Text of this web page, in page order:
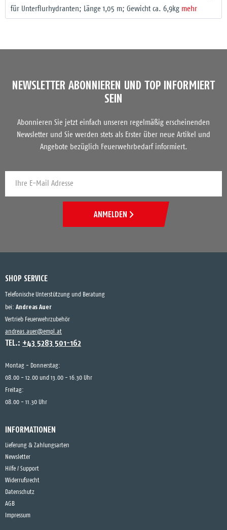
für Unterflurhydranten; Länge 1,05 m; Gewicht ca. 6,9kg mehr
NEWSLETTER ABONNIEREN UND TOP INFORMIERT
SEIN
Abonnieren Sie jetzt einfach unseren regelmäßig erscheinenden
Newsletter und Sie werden stets als Erster über neue Artikel und
Angebote bezüglich Feuerwehrbedarf informiert.
ANMELDEN
SHOP SERVICE
Telefonische Unterstützung und Beratung
bei: Andreas Auer
Vertrieb Feuerwehrzubehör
andreas.auer@empl.at
TEL.: +43 5283 501-162
Montag - Donnerstag:
08.00 - 12.00 und 13.00 - 16.30 Uhr
Freitag:
08.00 - 11.30 Uhr
INFORMATIONEN
Lieferung & Zahlungsarten
Newsletter
Hilfe / Support
Widerrufsrecht
Datenschutz
AGB
Impressum